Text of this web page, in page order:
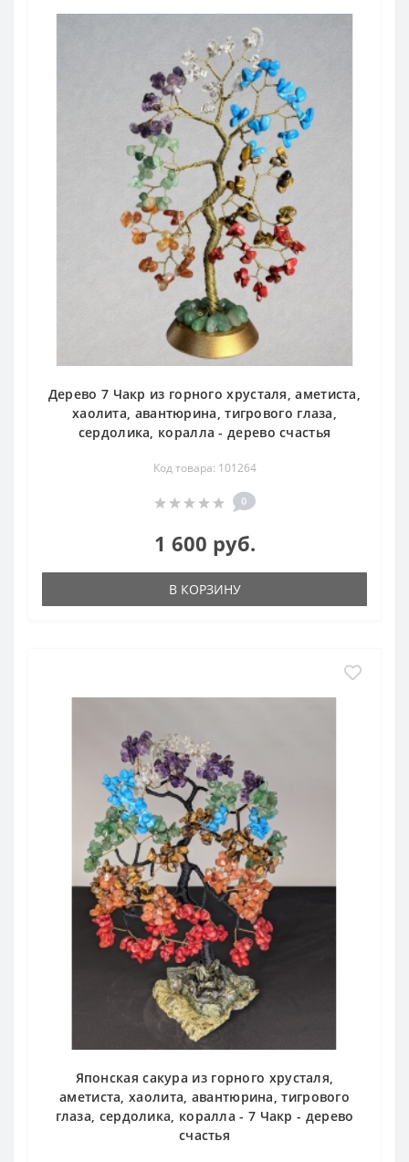
Дерево 7 Чакр из горного хрусталя, аметиста,
хаолита, авантюрина, тигрового глаза,
сердолика, коралла - дерево счастья
Код товара: 101264
0
1 600 руб.
В КОРЗИНУ
Японская сакура из горного хрусталя,
аметиста, хаолита, авантюрина, тигрового
глаза, сердолика, коралла - 7 Чакр - дерево
счастья